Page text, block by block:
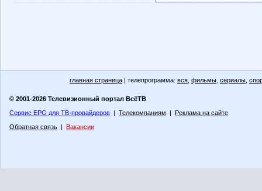
главная страница | телепрограмма: вся фильмы сериалы
© 2001-2026 Телевизионный портал ВсёТВ
Сервис EPG для ТВ-провайдеров | Телекомпаниям | Реклама на сайте
Обратная связь | Вакансии